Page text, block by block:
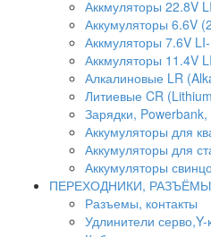
Аккмуляторы 22.8V
Аккумуляторы 6.6V
Аккмуляторы 7.6V
Аккмуляторы 11.4V
Алкалиновые LR
Литиевые CR
Зарядки,
Аккумуляторы для
Аккумуляторы для
Аккумуляторы
ПЕРЕХОДНИКИ,
Разъемы, контакты
Удлинители серво,Y-